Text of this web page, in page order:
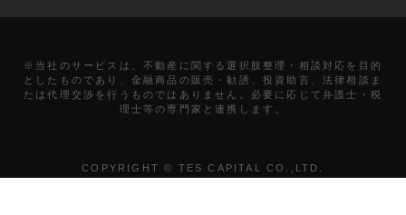
※当社のサービスは、不動産に関する選択肢整理・相談対応を目的
としたものであり、金融商品の販売・勧誘、投資助言、法律相談ま
たは代理交渉を行うものではありません。必要に応じて弁護士・税
理士等の専門家と連携します。
COPYRIGHT © TES CAPITAL CO.,LTD.